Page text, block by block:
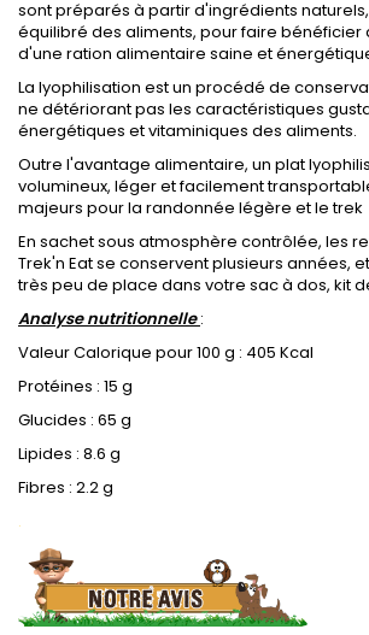
sont préparés à partir d'ingrédients
équilibré des aliments, pour faire bénéficier
d'une ration alimentaire saine et
La lyophilisation est un procédé de
ne détériorant pas les caractéristiques
énergétiques et vitaminiques des aliments.
Outre l'avantage alimentaire, un plat
volumineux, léger et facilement
majeurs pour la randonnée légère et le trek
En sachet sous atmosphère contrôlée, les
Trek'n Eat se conservent plusieurs années,
très peu de place dans votre sac à dos, kit
Analyse nutritionnelle :
Valeur Calorique pour 100 g : 405 Kcal
Protéines : 15 g
Glucides : 65 g
Lipides : 8.6 g
Fibres : 2.2 g
.